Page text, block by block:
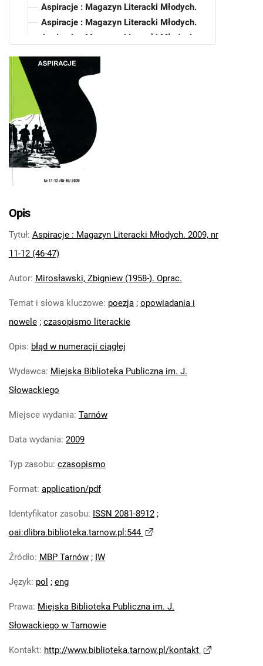
Aspiracje : Magazyn Literacki Młodych.
Aspiracje : Magazyn Literacki Młodych.
Aspiracje : Magazyn Literacki Młodych
Aspiracje : Magazyn Literacki. 2020, nr
Opis
Tytuł: Aspiracje : Magazyn Literacki Młodych. 2009, nr
11-12 (46-47)
Autor: Mirosławski, Zbigniew (1958-). Oprac.
Temat i słowa kluczowe: poezja ; opowiadania i
nowele ; czasopismo literackie
Opis: błąd w numeracji ciągłej
Wydawca: Miejska Biblioteka Publiczna im. J.
Słowackiego
Miejsce wydania: Tarnów
Data wydania: 2009
Typ zasobu: czasopismo
Format: application/pdf
Identyfikator zasobu: ISSN 2081-8912 ;
oai:dlibra.biblioteka.tarnow.pl:544
Źródło: MBP Tarnów ; IW
Język: pol ; eng
Prawa: Miejska Biblioteka Publiczna im. J.
Słowackiego w Tarnowie
Kontakt: http://www.biblioteka.tarnow.pl/kontakt